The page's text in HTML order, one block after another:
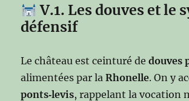
V.1. Les douves et le
défensif
Le château est ceinturé dedouves
alimentées par laRhonelle. On y
ponts‑levis, rappelant la vocation